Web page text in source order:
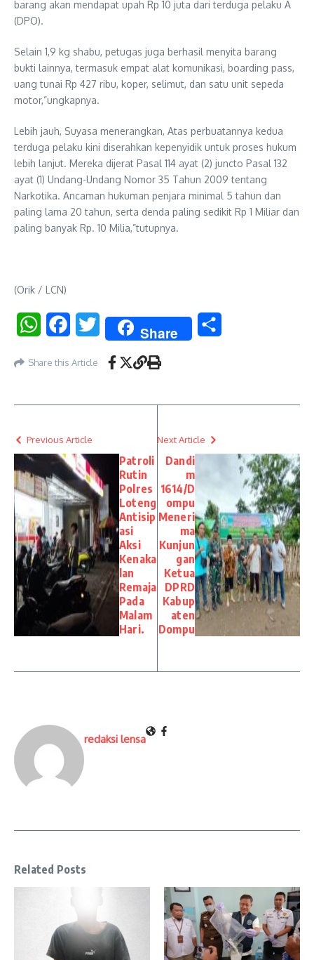
barang akan mendapat upah Rp 10 juta dari terduga pelaku A
(DPO).
Selain 1,9 kg shabu, petugas juga berhasil menyita barang
bukti lainnya, termasuk empat alat komunikasi, boarding pass,
uang tunai Rp 427 ribu, koper, selimut, dan satu unit sepeda
motor,”ungkapnya.
Lebih jauh, Suyasa menerangkan, Atas perbuatannya kedua
terduga pelaku kini diserahkan kepenyidik untuk proses hukum
lebih lanjut. Mereka dijerat Pasal 114 ayat (2) juncto Pasal 132
ayat (1) Undang-Undang Nomor 35 Tahun 2009 tentang
Narkotika. Ancaman hukuman penjara minimal 5 tahun dan
paling lama 20 tahun, serta denda paling sedikit Rp 1 Miliar dan
paling banyak Rp. 10 Milia,”tutupnya.
(Orik / LCN)
WhatsAppFacebookTwitter Share
Share this Article
Previous Article
Patroli
Rutin
Polres
Loteng
Antisip
asi
Aksi
Kenaka
lan
Remaja
Pada
Malam
Hari.
Next Article
Dandi
m
1614/D
ompu
Meneri
ma
Kunjun
gan
Ketua
DPRD
Kabup
aten
Dompu
redaksi lensa
Related Posts